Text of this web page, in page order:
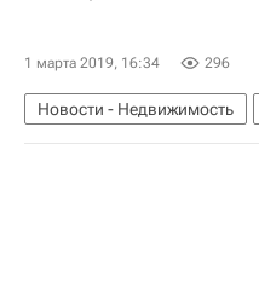
1 марта 2019, 16:34 296
Новости - Недвижимость
Нижегородская область